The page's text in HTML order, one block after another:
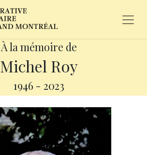
À la mémoire de
Michel Roy
1946 - 2023